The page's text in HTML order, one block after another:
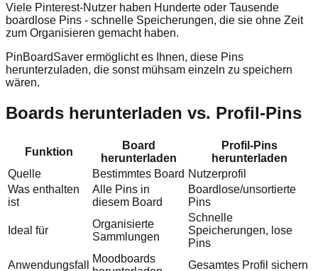
Viele Pinterest-Nutzer haben Hunderte oder Tausende
boardlose Pins - schnelle Speicherungen, die sie ohne Zeit
zum Organisieren gemacht haben.
PinBoardSaver ermöglicht es Ihnen, diese Pins
herunterzuladen, die sonst mühsam einzeln zu speichern
wären.
Boards herunterladen vs. Profil-Pins
Funktion
Board
herunterladen
Profil-Pins
herunterladen
Quelle
Bestimmtes Board Nutzerprofil
Was enthalten
ist
Alle Pins in
diesem Board
Boardlose/unsortierte
Pins
Ideal für
Organisierte
Sammlungen
Schnelle
Speicherungen, lose
Pins
Anwendungsfall
Moodboards
Gesamtes Profil sichern